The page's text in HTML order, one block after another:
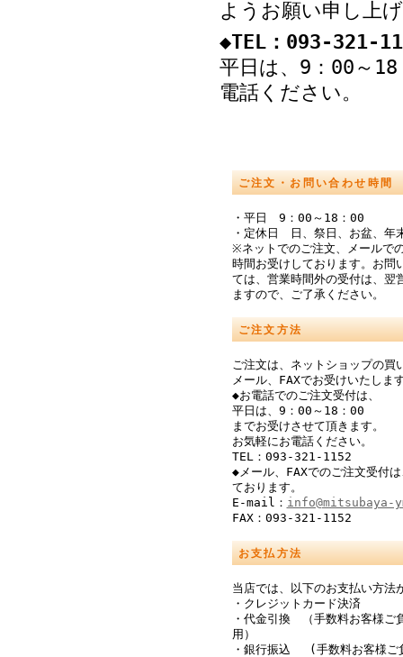
ようお願い申し上
◆TEL：093-321-
平日は、9：00～
電話ください。
ご注文・お問い合わせ時間
・平日 9：00～18：00
・定休日 日、祭日、お盆、年
※ネットでのご注文、メールで
時間お受けしております。お問
ては、営業時間外の受付は、翌
ますので、ご了承ください。
ご注文方法
ご注文は、ネットショップの買
メール、FAXでお受けいたしま
◆お電話でのご注文受付は、
平日は、9：00～18：00
までお受けさせて頂きます。
お気軽にお電話ください。
TEL：093-321-1152
◆メール、FAXでのご注文受付
ております。
E-mail： info@mitsubaya-
FAX：093-321-1152
お支払方法
当店では、以下のお支払い方法
・クレジットカード決済
・代金引換 （手数料お客様ご
用）
・銀行振込 (手数料お客様ご